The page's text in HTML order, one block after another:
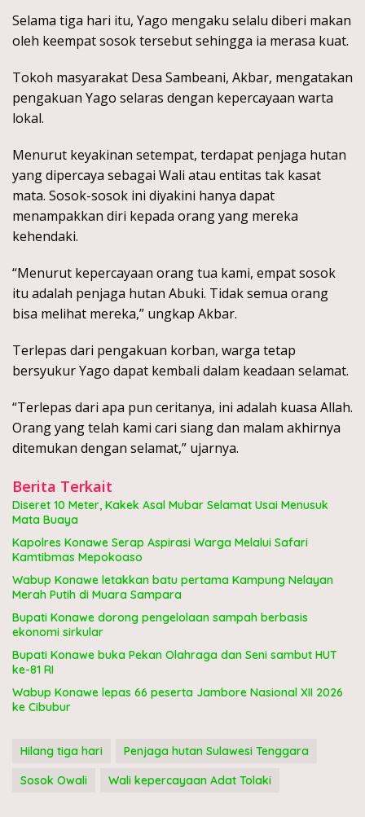
Selama tiga hari itu, Yago mengaku selalu diberi makan
oleh keempat sosok tersebut sehingga ia merasa kuat.
Tokoh masyarakat Desa Sambeani, Akbar, mengatakan
pengakuan Yago selaras dengan kepercayaan warta
lokal.
Menurut keyakinan setempat, terdapat penjaga hutan
yang dipercaya sebagai Wali atau entitas tak kasat
mata. Sosok-sosok ini diyakini hanya dapat
menampakkan diri kepada orang yang mereka
kehendaki.
“Menurut kepercayaan orang tua kami, empat sosok
itu adalah penjaga hutan Abuki. Tidak semua orang
bisa melihat mereka,” ungkap Akbar.
Terlepas dari pengakuan korban, warga tetap
bersyukur Yago dapat kembali dalam keadaan selamat.
“Terlepas dari apa pun ceritanya, ini adalah kuasa Allah.
Orang yang telah kami cari siang dan malam akhirnya
ditemukan dengan selamat,” ujarnya.
Berita Terkait
Diseret 10 Meter, Kakek Asal Mubar Selamat Usai Menusuk
Mata Buaya
Kapolres Konawe Serap Aspirasi Warga Melalui Safari
Kamtibmas Mepokoaso
Wabup Konawe letakkan batu pertama Kampung Nelayan
Merah Putih di Muara Sampara
Bupati Konawe dorong pengelolaan sampah berbasis
ekonomi sirkular
Bupati Konawe buka Pekan Olahraga dan Seni sambut HUT
ke-81 RI
Wabup Konawe lepas 66 peserta Jambore Nasional XII 2026
ke Cibubur
Hilang tiga hari
Penjaga hutan Sulawesi Tenggara
Sosok Owali
Wali kepercayaan Adat Tolaki